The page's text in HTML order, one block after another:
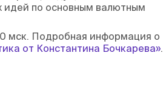
по основным валютным
мск. Подробная информация о
от Константина Бочкарева».